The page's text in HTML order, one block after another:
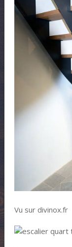
Vu sur divinox.fr